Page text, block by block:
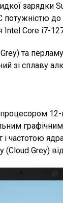
зарядки
Core i7-
та
зі сплаву
12-
частотою
Grey)